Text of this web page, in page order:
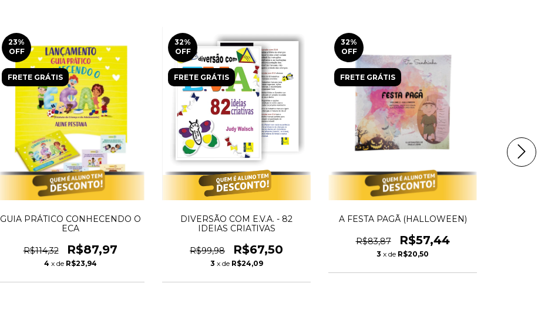
23%
OFF
FRETE GRÁTIS
GUIA PRÁTICO CONHECENDO O
ECA
R$114,32 R$87,97
4 x de R$23,94
32%
OFF
FRETE GRÁTIS
DIVERSÃO COM E.V.A. - 82
IDEIAS CRIATIVAS
R$99,98 R$67,50
3 x de R$24,09
32%
OFF
FRETE GRÁTIS
A FESTA PAGÃ (HALLOWEEN)
R$83,87 R$57,44
3 x de R$20,50